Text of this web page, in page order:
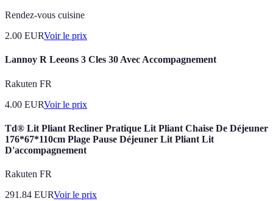
Rendez-vous cuisine
2.00 EURVoir le prix
Lannoy R Leeons 3 Cles 30 Avec Accompagnement
Rakuten FR
4.00 EURVoir le prix
Td® Lit Pliant Recliner Pratique Lit Pliant Chaise De Déjeuner
176*67*110cm Plage Pause Déjeuner Lit Pliant Lit
D'accompagnement
Rakuten FR
291.84 EURVoir le prix